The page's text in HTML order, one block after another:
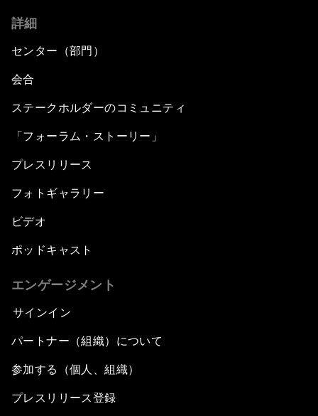
詳細
センター（部門）
会合
ステークホルダーのコミュニティ
「フォーラム・ストーリー」
プレスリリース
フォトギャラリー
ビデオ
ポッドキャスト
エンゲージメント
サインイン
パートナー（組織）について
参加する（個人、組織）
プレスリリース登録